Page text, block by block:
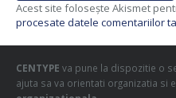
Acest site folosește Akismet
procesate datele comentariilor
CENTYPE va pune la dispozitie o
ajuta sa va orientati organizatia si